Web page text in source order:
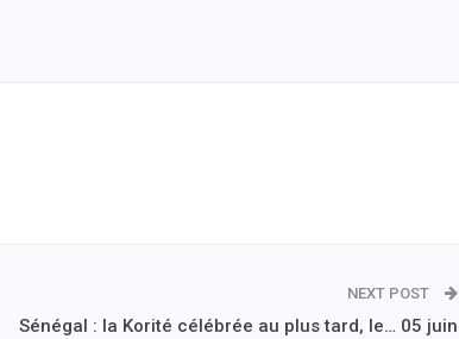
NEXT POST
Sénégal : la Korité célébrée au plus tard, le… 05 juin